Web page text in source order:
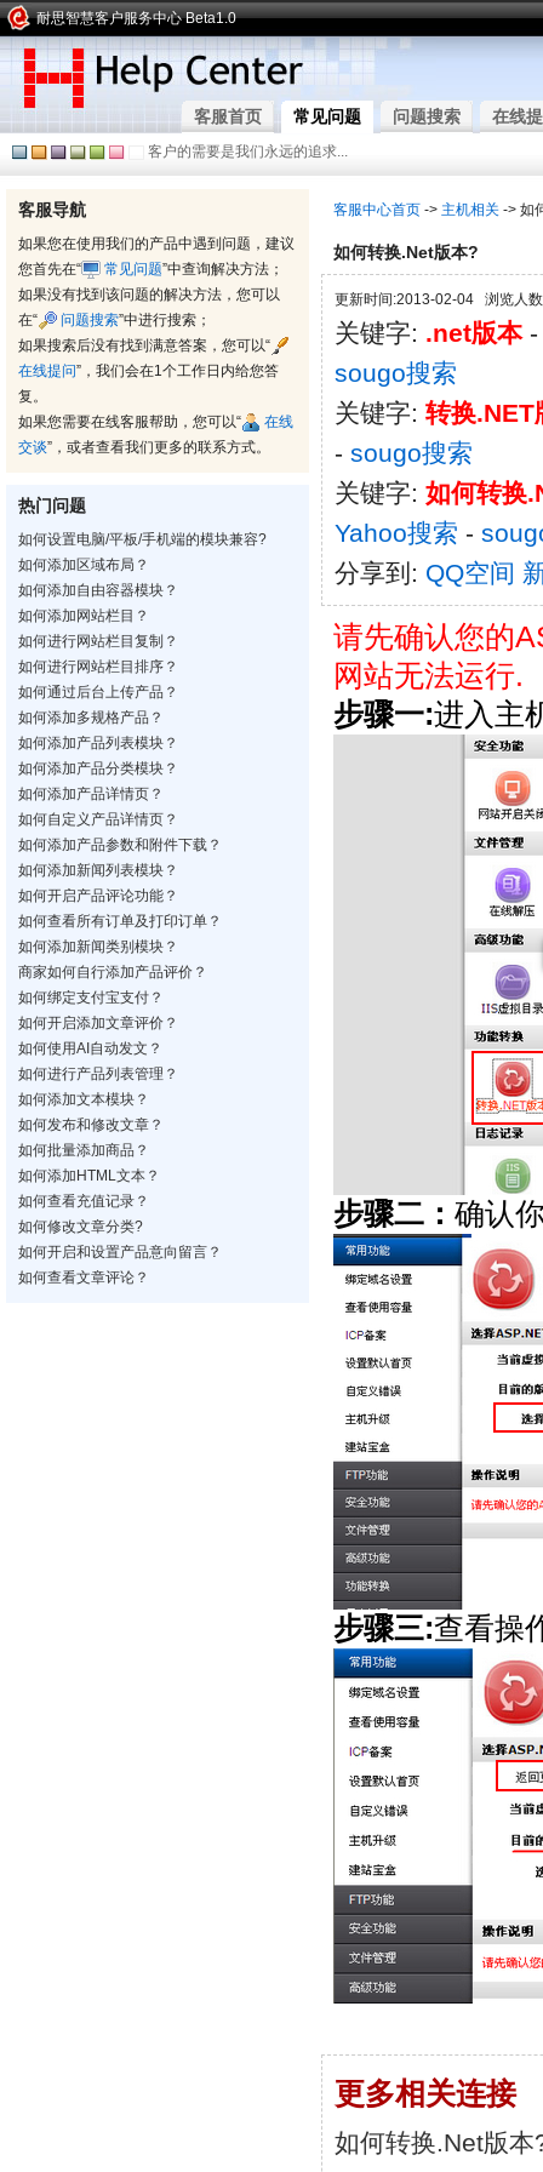
耐思智慧客户服务中心 Beta1.0
客服首页 常见问题 问题搜索 在线
客户的需要是我们永远的追求...
客服导航
如果您在使用我们的产品中遇到问题，建议
您首先在“
常见问题”中查询解决方法；
如果没有找到该问题的解决方法，您可以
在“
问题搜索”中进行搜索；
如果搜索后没有找到满意答案，您可以“
在线提问”，我们会在1个工作日内给您答
复。
如果您需要在线客服帮助，您可以“
在线
交谈”，或者查看我们更多的联系方式。
热门问题
如何设置电脑/平板/手机端的模块兼容?
如何添加区域布局？
如何添加自由容器模块？
如何添加网站栏目？
如何进行网站栏目复制？
如何进行网站栏目排序？
如何通过后台上传产品？
如何添加多规格产品？
如何添加产品列表模块？
如何添加产品分类模块？
如何添加产品详情页？
如何自定义产品详情页？
如何添加产品参数和附件下载？
如何添加新闻列表模块？
如何开启产品评论功能？
如何查看所有订单及打印订单？
如何添加新闻类别模块？
商家如何自行添加产品评价？
如何绑定支付宝支付？
如何开启添加文章评价？
如何使用AI自动发文？
如何进行产品列表管理？
如何添加文本模块？
如何发布和修改文章？
如何批量添加商品？
如何添加HTML文本？
如何查看充值记录？
如何修改文章分类?
如何开启和设置产品意向留言？
如何查看文章评论？
客服中心首页 -> 主机相关 -> 如
如何转换.Net版本?
更新时间:2013-02-04 浏览人
关键字: .net版本
sougo搜索
关键字: 转换.NET
- sougo搜索
关键字: 如何转换
Yahoo搜索 -
分享到: QQ空间
请先确认您的
网站无法运行.
步骤一:进入主
步骤二： 确认
步骤三:查看操
更多相关连接
如何转换.Net版本